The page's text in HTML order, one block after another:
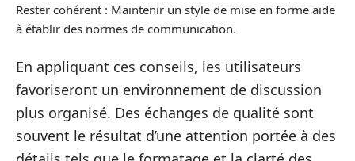
Rester cohérent : Maintenir un style de mise en forme aide
à établir des normes de communication.
En appliquant ces conseils, les utilisateurs
favoriseront un environnement de discussion
plus organisé. Des échanges de qualité sont
souvent le résultat d’une attention portée à des